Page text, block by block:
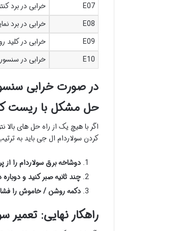
E07
خرابی در برد
E08
خرابی در برد
E09
خرابی در
E10
خرابی در
در صورت خرابی
حل مشکل با ریست
اگر با هیچ یک از راه حل های
کردن سولاردام ال جی باید به
دوشاخه برق سولاردام را از
چند ثانیه صبر کنید و
دکمه روشن / خاموش را
راهکار نهایی: تعمیر